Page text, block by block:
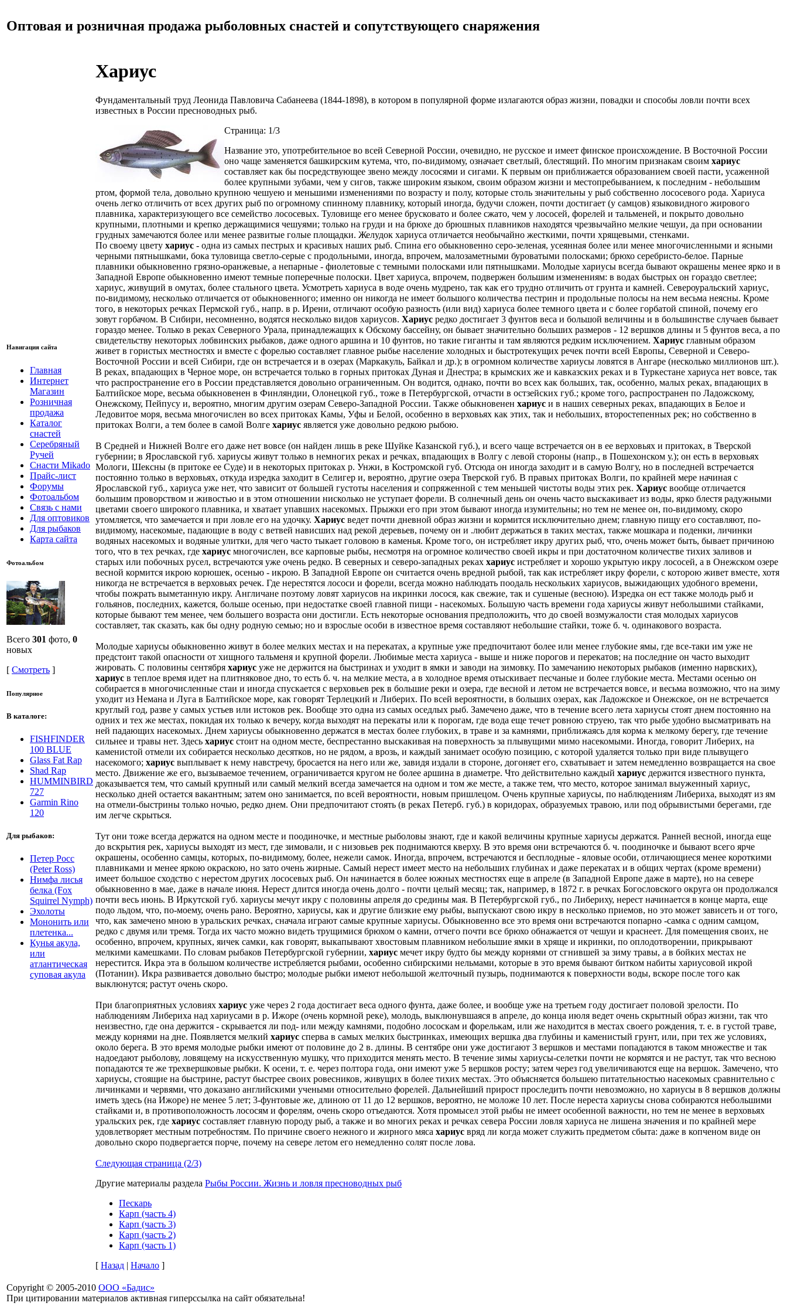
Оптовая и розничная продажа рыболовных снастей и сопутствующего снаряжения
Навигация сайта
Главная
Интернет
Магазин
Розничная
продажа
Каталог
снастей
Серебряный
Ручей
Снасти Mikado
Прайс-лист
Форумы
Фотоальбом
Связь с нами
Для оптовиков
Для рыбаков
Карта сайта
Фотоальбом
Всего 301 фото, 0
новых
[ Смотреть ]
Популярное
В каталоге:
FISHFINDER
100 BLUE
Glass Fat Rap
Shad Rap
HUMMINBIRD
727
Garmin Rino
120
Для рыбаков:
Петер Росс
(Peter Ross)
Нимфа лисья
белка (Fox
Squirrel Nymph)
Эхолоты
Мононить или
плетенка...
Кунья акула,
или
атлантическая
суповая акула
Хариус
Фундаментальный труд Леонида Павловича Сабанеева (1844-1898), в котором в популярной форме излагаются образ жизни, повадки и способы ловли почти всех
известных в России пресноводных рыб.
Страница: 1/3
Название это, употребительное во всей Северной России, очевидно, не русское и имеет финское происхождение. В Восточной России
оно чаще заменяется башкирским кутема, что, по-видимому, означает светлый, блестящий. По многим признакам своим хариус
составляет как бы посредствующее звено между лососями и сигами. К первым он приближается образованием своей пасти, усаженной
более крупными зубами, чем у сигов, также широким языком, своим образом жизни и местопребыванием, к последним - небольшим
ртом, формой тела, довольно крупною чешуею и меньшими изменениями по возрасту и полу, которые столь значительны у рыб собственно лососевого рода. Хариуса
очень легко отличить от всех других рыб по огромному спинному плавнику, который иногда, будучи сложен, почти достигает (у самцов) языковидного жирового
плавника, характеризующего все семейство лососевых. Туловище его менее брусковато и более сжато, чем у лососей, форелей и тальменей, и покрыто довольно
крупными, плотными и крепко держащимися чешуями; только на груди и на брюхе до брюшных плавников находятся чрезвычайно мелкие чешуи, да при основании
грудных замечаются более или менее развитые голые площадки. Желудок хариуса отличается необычайно жесткими, почти хрящевыми, стенками.
По своему цвету хариус - одна из самых пестрых и красивых наших рыб. Спина его обыкновенно серо-зеленая, усеянная более или менее многочисленными и ясными
черными пятнышками, бока туловища светло-серые с продольными, иногда, впрочем, малозаметными буроватыми полосками; брюхо серебристо-белое. Парные
плавники обыкновенно грязно-оранжевые, а непарные - фиолетовые с темными полосками или пятнышками. Молодые хариусы всегда бывают окрашены менее ярко и в
Западной Европе обыкновенно имеют темные поперечные полоски. Цвет хариуса, впрочем, подвержен большим изменениям: в водах быстрых он гораздо светлее;
хариус, живущий в омутах, более стального цвета. Усмотреть хариуса в воде очень мудрено, так как его трудно отличить от грунта и камней. Североуральский хариус,
по-видимому, несколько отличается от обыкновенного; именно он никогда не имеет большого количества пестрин и продольные полосы на нем весьма неясны. Кроме
того, в некоторых речках Пермской губ., напр. в р. Ирени, отличают особую разность (или вид) хариуса более темного цвета и с более горбатой спиной, почему его
зовут горбачом. В Сибири, несомненно, водятся несколько видов хариусов. Хариус редко достигает 3 фунтов веса и большой величины и в большинстве случаев бывает
гораздо менее. Только в реках Северного Урала, принадлежащих к Обскому бассейну, он бывает значительно больших размеров - 12 вершков длины и 5 фунтов веса, а по
свидетельству некоторых лобвинских рыбаков, даже одного аршина и 10 фунтов, но такие гиганты и там являются редким исключением. Хариус главным образом
живет в гористых местностях и вместе с форелью составляет главное рыбье население холодных и быстротекущих речек почти всей Европы, Северной и Северо-
Восточной России и всей Сибири, где он встречается и в озерах (Маркакуль, Байкал и др.); в огромном количестве хариусы ловятся в Ангаре (несколько миллионов шт.).
В реках, впадающих в Черное море, он встречается только в горных притоках Дуная и Днестра; в крымских же и кавказских реках и в Туркестане хариуса нет вовсе, так
что распространение его в России представляется довольно ограниченным. Он водится, однако, почти во всех как больших, так, особенно, малых реках, впадающих в
Балтийское море, весьма обыкновенен в Финляндии, Олонецкой губ., тоже в Петербургской, отчасти в остзейских губ.; кроме того, распространен по Ладожскому,
Онежскому, Пейпусу и, вероятно, многим другим озерам Северо-Западной России. Также обыкновенен хариус и в наших северных реках, впадающих в Белое и
Ледовитое моря, весьма многочислен во всех притоках Камы, Уфы и Белой, особенно в верховьях как этих, так и небольших, второстепенных рек; но собственно в
притоках Волги, а тем более в самой Волге хариус является уже довольно редкою рыбою.
В Средней и Нижней Волге его даже нет вовсе (он найден лишь в реке Шуйке Казанской губ.), и всего чаще встречается он в ее верховьях и притоках, в Тверской
губернии; в Ярославской губ. хариусы живут только в немногих реках и речках, впадающих в Волгу с левой стороны (напр., в Пошехонском у.); он есть в верховьях
Мологи, Шексны (в притоке ее Суде) и в некоторых притоках р. Унжи, в Костромской губ. Отсюда он иногда заходит и в самую Волгу, но в последней встречается
постоянно только в верховьях, откуда изредка заходит в Селигер и, вероятно, другие озера Тверской губ. В правых притоках Волги, по крайней мере начиная с
Ярославской губ., хариуса уже нет, что зависит от большей густоты населения и сопряженной с тем меньшей чистоты воды этих рек. Хариус вообще отличается
большим проворством и живостью и в этом отношении нисколько не уступает форели. В солнечный день он очень часто выскакивает из воды, ярко блестя радужными
цветами своего широкого плавника, и хватает упавших насекомых. Прыжки его при этом бывают иногда изумительны; но тем не менее он, по-видимому, скоро
утомляется, что замечается и при ловле его на удочку. Хариус ведет почти дневной образ жизни и кормится исключительно днем; главную пищу его составляют, по-
видимому, насекомые, падающие в воду с ветвей нависших над рекой деревьев, почему он и .любит держаться в таких местах, также мошкара и поденки, личинки
водяных насекомых и водяные улитки, для чего часто тыкает головою в каменья. Кроме того, он истребляет икру других рыб, что, очень может быть, бывает причиною
того, что в тех речках, где хариус многочислен, все карповые рыбы, несмотря на огромное количество своей икры и при достаточном количестве тихих заливов и
старых или побочных русел, встречаются уже очень редко. В северных и северо-западных реках хариус истребляет и хорошо укрытую икру лососей, а в Онежском озере
весной кормится икрою корюшек, осенью - икрою. В Западной Европе он считается очень вредной рыбой, так как истребляет икру форели, с которою живет вместе, хотя
никогда не встречается в верховьях речек. Где нерестятся лососи и форели, всегда можно наблюдать поодаль нескольких хариусов, выжидающих удобного времени,
чтобы пожрать выметанную икру. Англичане поэтому ловят хариусов на икринки лосося, как свежие, так и сушеные (весною). Изредка он ест также молодь рыб и
гольянов, последних, кажется, больше осенью, при недостатке своей главной пищи - насекомых. Большую часть времени года хариусы живут небольшими стайками,
которые бывают тем менее, чем большего возраста они достигли. Есть некоторые основания предположить, что до своей возмужалости стая молодых хариусов
составляет, так сказать, как бы одну родную семью; но и взрослые особи в известное время составляют небольшие стайки, тоже б. ч. одинакового возраста.
Молодые хариусы обыкновенно живут в более мелких местах и на перекатах, а крупные уже предпочитают более или менее глубокие ямы, где все-таки им уже не
предстоит такой опасности от хищного тальменя и крупной форели. Любимые места хариуса - выше и ниже порогов и перекатов; на последние он часто выходит
жировать. С половины сентября хариус уже не держится на быстринах и уходит в ямки и заводи на зимовку. По замечанию некоторых рыбаков (именно нарвских),
хариус в теплое время идет на плитняковое дно, то есть б. ч. на мелкие места, а в холодное время отыскивает песчаные и более глубокие места. Местами осенью он
собирается в многочисленные стаи и иногда спускается с верховьев рек в большие реки и озера, где весной и летом не встречается вовсе, и весьма возможно, что на зиму
уходит из Немана и Луга в Балтийское море, как говорят Терлецкий и Либерих. По всей вероятности, в больших озерах, как Ладожское и Онежское, он не встречается
круглый год, разве у самых устьев или истоков рек. Вообще это одна из самых оседлых рыб. Замечено даже, что в течение всего лета хариусы стоят днем постоянно на
одних и тех же местах, покидая их только к вечеру, когда выходят на перекаты или к порогам, где вода еще течет ровною струею, так что рыбе удобно высматривать на
ней падающих насекомых. Днем хариусы обыкновенно держатся в местах более глубоких, в траве и за камнями, приближаясь для корма к мелкому берегу, где течение
сильнее и травы нет. Здесь хариус стоит на одном месте, беспрестанно выскакивая на поверхность за плывущими мимо насекомыми. Иногда, говорит Либерих, на
каменистой отмели их собирается несколько десятков, но не рядом, а врозь, и каждый занимает особую позицию, с которой удаляется только при виде плывущего
насекомого; хариус выплывает к нему навстречу, бросается на него или же, завидя издали в стороне, догоняет его, схватывает и затем немедленно возвращается на свое
место. Движение же его, вызываемое течением, ограничивается кругом не более аршина в диаметре. Что действительно каждый хариус держится известного пункта,
доказывается тем, что самый крупный или самый мелкий всегда замечается на одном и том же месте, а также тем, что место, которое занимал выуженный хариус,
несколько дней остается вакантным; затем оно занимается, по всей вероятности, новым пришлецом. Очень крупные хариусы, по наблюдениям Либериха, выходят из ям
на отмели-быстрины только ночью, редко днем. Они предпочитают стоять (в реках Петерб. губ.) в коридорах, образуемых травою, или под обрывистыми берегами, где
им легче скрыться.
Тут они тоже всегда держатся на одном месте и поодиночке, и местные рыболовы знают, где и какой величины крупные хариусы держатся. Ранней весной, иногда еще
до вскрытия рек, хариусы выходят из мест, где зимовали, и с низовьев рек поднимаются кверху. В это время они встречаются б. ч. поодиночке и бывают всего ярче
окрашены, особенно самцы, которых, по-видимому, более, нежели самок. Иногда, впрочем, встречаются и бесплодные - яловые особи, отличающиеся менее короткими
плавниками и менее яркою окраскою, но зато очень жирные. Самый нерест имеет место на небольших глубинах и даже перекатах и в общих чертах (кроме времени)
имеет большое сходство с нерестом других лососевых рыб. Он начинается в более южных местностях еще в апреле (в Западной Европе даже в марте), но на севере
обыкновенно в мае, даже в начале июня. Нерест длится иногда очень долго - почти целый месяц; так, например, в 1872 г. в речках Богословского округа он продолжался
почти весь июнь. В Иркутской губ. хариусы мечут икру с половины апреля до средины мая. В Петербургской губ., по Либериху, нерест начинается в конце марта, еще
подо льдом, что, по-моему, очень рано. Вероятно, хариусы, как и другие близкие ему рыбы, выпускают свою икру в несколько приемов, но это может зависеть и от того,
что, как замечено мною в уральских речках, сначала играют самые крупные хариусы. Обыкновенно все это время они встречаются попарно -самка с одним самцом,
редко с двумя или тремя. Тогда их часто можно видеть трущимися брюхом о камни, отчего почти все брюхо обнажается от чешуи и краснеет. Для помещения своих, не
особенно, впрочем, крупных, яичек самки, как говорят, выкапывают хвостовым плавником небольшие ямки в хряще и икринки, по оплодотворении, прикрывают
мелкими камешками. По словам рыбаков Петербургской губернии, хариус мечет икру будто бы между корнями от сгнившей за зиму травы, а в бойких местах не
нерестится. Икра эта в большом количестве истребляется рыбами, особенно сибирскими нельмами, которые в это время бывают битком набиты хариусовой икрой
(Потанин). Икра развивается довольно быстро; молодые рыбки имеют небольшой желточный пузырь, поднимаются к поверхности воды, вскоре после того как
выклюнутся; растут очень скоро.
При благоприятных условиях хариус уже через 2 года достигает веса одного фунта, даже более, и вообще уже на третьем году достигает половой зрелости. По
наблюдениям Либериха над хариусами в р. Ижоре (очень кормной реке), молодь, выклюнувшаяся в апреле, до конца июля ведет очень скрытный образ жизни, так что
неизвестно, где она держится - скрывается ли под- или между камнями, подобно лососкам и форелькам, или же находится в местах своего рождения, т. е. в густой траве,
между корнями на дне. Появляется мелкий хариус сперва в самых мелких быстринках, имеющих вершка два глубины и каменистый грунт, или, при тех же условиях,
около берега. В это время молодые рыбки имеют от половине до 2 в. длины. В сентябре они уже достигают 3 вершков и местами попадаются в таком множестве и так
надоедают рыболову, ловящему на искусственную мушку, что приходится менять место. В течение зимы хариусы-селетки почти не кормятся и не растут, так что весною
попадаются те же трехвершковые рыбки. К осени, т. е. через полтора года, они имеют уже 5 вершков росту; затем через год увеличиваются еще на вершок. Замечено, что
хариусы, стоящие на быстрине, растут быстрее своих ровесников, живущих в более тихих местах. Это объясняется большею питательностью насекомых сравнительно с
личинками и червями, что доказано английскими учеными относительно форелей. Дальнейший прирост проследить почти невозможно, но хариусы в 8 вершков должны
иметь здесь (на Ижоре) не менее 5 лет; 3-фунтовые же, длиною от 11 до 12 вершков, вероятно, не моложе 10 лет. После нереста хариусы снова собираются небольшими
стайками и, в противоположность лососям и форелям, очень скоро отъедаются. Хотя промысел этой рыбы не имеет особенной важности, но тем не менее в верховьях
уральских рек, где хариус составляет главную породу рыб, а также и во многих реках и речках севера России ловля хариуса не лишена значения и по крайней мере
удовлетворяет местным потребностям. По причине своего нежного и жирного мяса хариус вряд ли когда может служить предметом сбыта: даже в копченом виде он
довольно скоро подвергается порче, почему на севере летом его немедленно солят после лова.
Следующая страница (2/3)
Другие материалы раздела Рыбы России. Жизнь и ловля пресноводных рыб
Пескарь
Карп (часть 4)
Карп (часть 3)
Карп (часть 2)
Карп (часть 1)
[ Назад | Начало ]
Copyright © 2005-2010 ООО «Бадис»
При цитировании материалов активная гиперссылка на сайт обязательна!